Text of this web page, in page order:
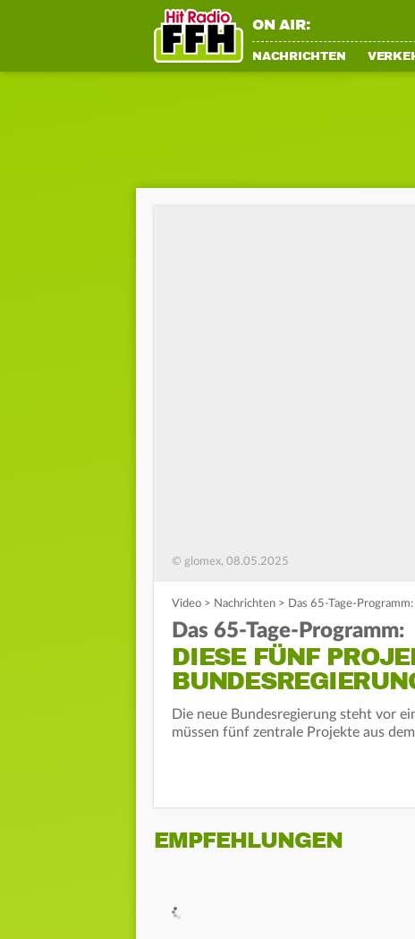
ON AIR:
NACHRICHTEN
© glomex, 08.05.2025
Video > Nachrichten > Das 65-Tage-
Das 65-Tage-Programm:
DIESE FÜNF
Die neue Bundesregierung steht vor
müssen fünf zentrale Projekte aus
EMPFEHLUNGEN